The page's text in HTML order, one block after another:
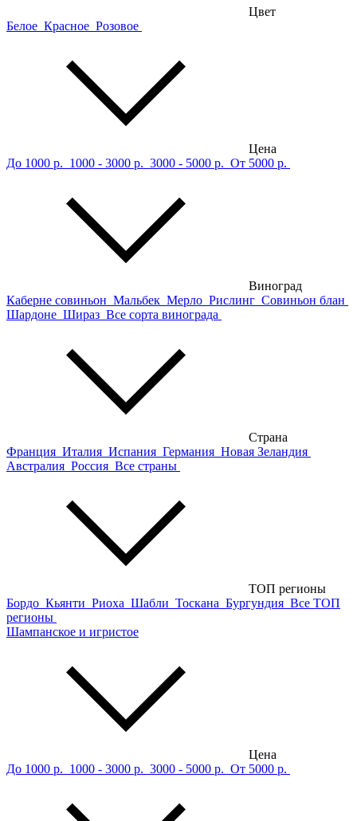
Цвет
Белое Красное Розовое
Цена
До 1000 р. 1000 - 3000 р. 3000 - 5000 р. От 5000 р.
Виноград
Каберне совиньон Мальбек Мерло Рислинг Совиньон блан
Шардоне Шираз Все сорта винограда
Страна
Франция Италия Испания Германия Новая Зеландия
Австралия Россия Все страны
ТОП регионы
Бордо Кьянти Риоха Шабли Тоскана Бургундия Все ТОП
регионы
Шампанское и игристое
Цена
До 1000 р. 1000 - 3000 р. 3000 - 5000 р. От 5000 р.